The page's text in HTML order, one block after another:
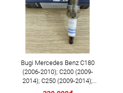
Bugi Mercedes Benz C180
(2006-2010); C200 (2009-
2014); C250 (2009-2014);
E250 (2009-2013); G500